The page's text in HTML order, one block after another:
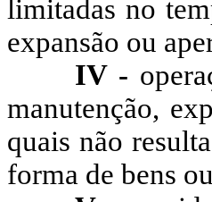
limitadas no
expansão ou
IV -
manutenção,
quais não
forma de bens